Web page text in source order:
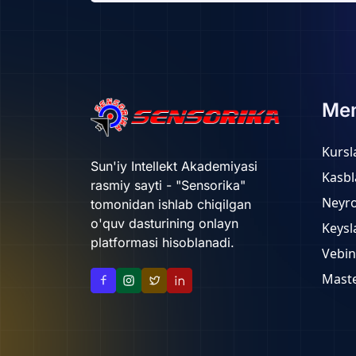
Sun'iy Intellekt Akademiyasi
rasmiy sayti - "Sensorika"
tomonidan ishlab chiqilgan
o'quv dasturining onlayn
platformasi hisoblanadi.